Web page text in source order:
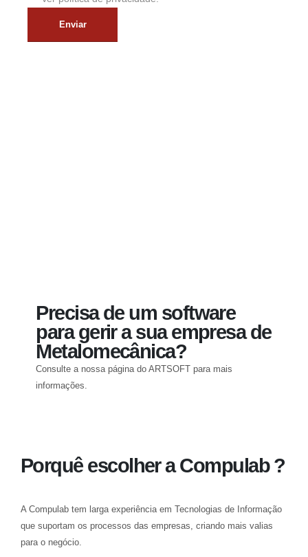
Enviar
Precisa de um software
para gerir a sua empresa de
Metalomecânica?
Consulte a nossa página do ARTSOFT para mais
informações.
Porquê escolher a Compulab ?
A Compulab tem larga experiência em Tecnologias de Informação
que suportam os processos das empresas, criando mais valias
para o negócio.